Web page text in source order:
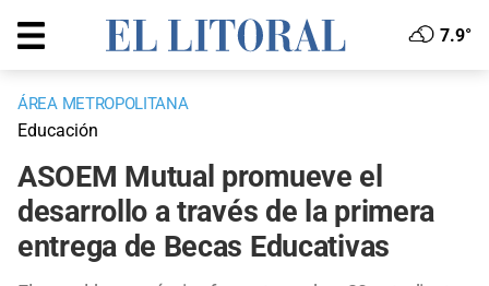
7.9°
ÁREA METROPOLITANA
Educación
ASOEM Mutual promueve el
desarrollo a través de la primera
entrega de Becas Educativas